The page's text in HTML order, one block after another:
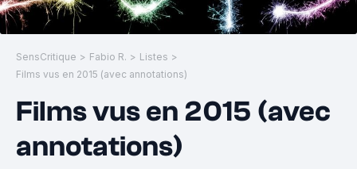
SensCritique > Fabio R. > Listes >
Films vus en 2015 (avec annotations)
Films vus en 2015 (avec
annotations)